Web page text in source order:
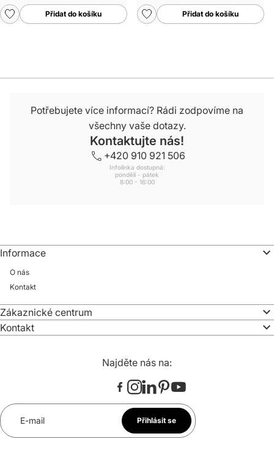
Přidat do košíku Přidat do košíku
Potřebujete více informací? Rádi zodpovíme na
všechny vaše dotazy.
Kontaktujte nás!
+420 910 921 506
Infolinka dostupná:
pondělí - pátek
8:00 - 16:00
Informace
O nás
Kontakt
Zákaznické centrum
Kontakt
Najděte nás na:
E-mail Přihlásit se